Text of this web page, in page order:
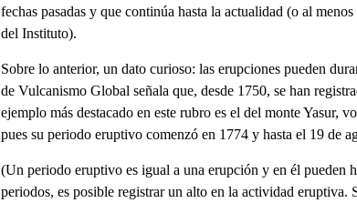
fechas pasadas y que continúa hasta la actualidad (o al
del Instituto).
Sobre lo anterior, un dato curioso: las erupciones pueden
de Vulcanismo Global señala que, desde 1750, se han
ejemplo más destacado en este rubro es el del monte Yasur,
pues su periodo eruptivo comenzó en 1774 y hasta el 19 de
(Un periodo eruptivo es igual a una erupción y en él pueden
periodos, es posible registrar un alto en la actividad eruptiva.